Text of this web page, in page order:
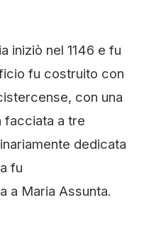
iniziò nel 1146 e fu
fu costruito con
con una
facciata a tre
dedicata
fu
a Maria Assunta.